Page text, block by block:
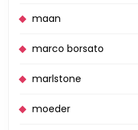
maan
marco borsato
marlstone
moeder